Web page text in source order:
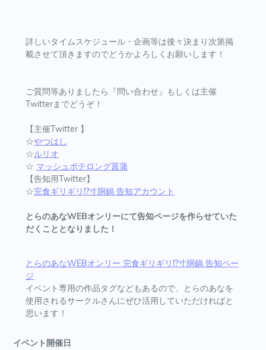
詳しいタイムスケジュール・企画等は後々決まり次第掲
載させて頂きますのでどうかよろしくお願いします！
ご質問等ありましたら『問い合わせ』もしくは主催
Twitterまでどうぞ！
【主催Twitter 】
☆やつはし
☆ルリオ
☆ マッシュポテロング菖蒲
【告知用Twitter】
☆完食ギリギリ!?寸胴鍋 告知アカウント
とらのあなWEBオンリーにて告知ページを作らせていた
だくこととなりました！
とらのあなWEBオンリー 完食ギリギリ!?寸胴鍋 告知ペー
ジ
イベント専用の作品タグなどもあるので、とらのあなを
使用されるサークルさんにぜひ活用していただければと
思います！
イベント開催日